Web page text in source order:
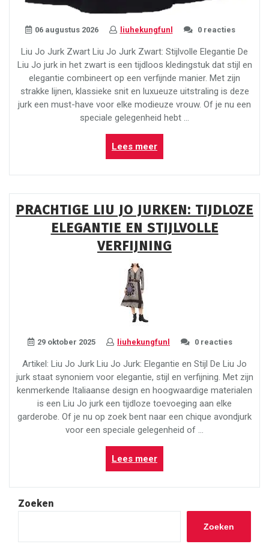
06 augustus 2026 liuhekungfunl 0 reacties
Liu Jo Jurk Zwart Liu Jo Jurk Zwart: Stijlvolle Elegantie De
Liu Jo jurk in het zwart is een tijdloos kledingstuk dat stijl en
elegantie combineert op een verfijnde manier. Met zijn
strakke lijnen, klassieke snit en luxueuze uitstraling is deze
jurk een must-have voor elke modieuze vrouw. Of je nu een
speciale gelegenheid hebt …
Lees meer“Stijlvolle
Elegantie:
De
Jo
Jurk”
PRACHTIGE LIU JO JURKEN: TIJDLOZE
ELEGANTIE EN STIJLVOLLE
VERFIJNING
29 oktober 2025 liuhekungfunl 0 reacties
Artikel: Liu Jo Jurk Liu Jo Jurk: Elegantie en Stijl De Liu Jo
jurk staat synoniem voor elegantie, stijl en verfijning. Met zijn
kenmerkende Italiaanse design en hoogwaardige materialen
is een Liu Jo jurk een tijdloze toevoeging aan elke
garderobe. Of je nu op zoek bent naar een chique avondjurk
voor een speciale gelegenheid of …
Lees meer“Prachtige
Liu
Jo
Tijdloze
Zoeken
Zoeken